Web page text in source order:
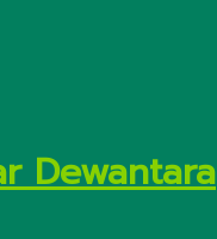
Dewantara